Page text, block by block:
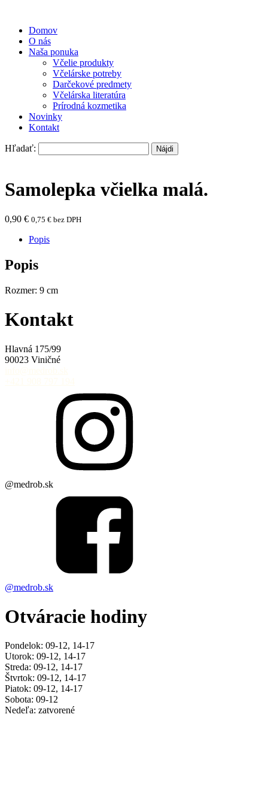
Domov
O nás
Naša ponuka
Včelie produkty
Včelárske potreby
Darčekové predmety
Včelárska literatúra
Prírodná kozmetika
Novinky
Kontakt
Hľadať:
Samolepka včielka malá.
0,90 € 0,75 € bez DPH
Popis
Popis
Rozmer: 9 cm
Kontakt
Hlavná 175/99
90023 Viničné
@medrob.sk
@medrob.sk
Otváracie hodiny
Pondelok: 09-12, 14-17
Utorok: 09-12, 14-17
Streda: 09-12, 14-17
Štvrtok: 09-12, 14-17
Piatok: 09-12, 14-17
Sobota: 09-12
Nedeľa: zatvorené